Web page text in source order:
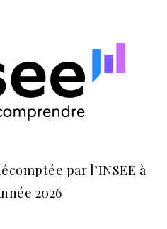
par l’INSEE à
2026